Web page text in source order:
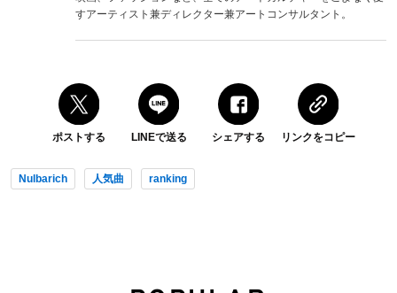
すアーティスト兼ディレクター兼アートコンサルタント。
ポストする LINEで送る シェアする リンクをコピー
Nulbarich 人気曲 ranking